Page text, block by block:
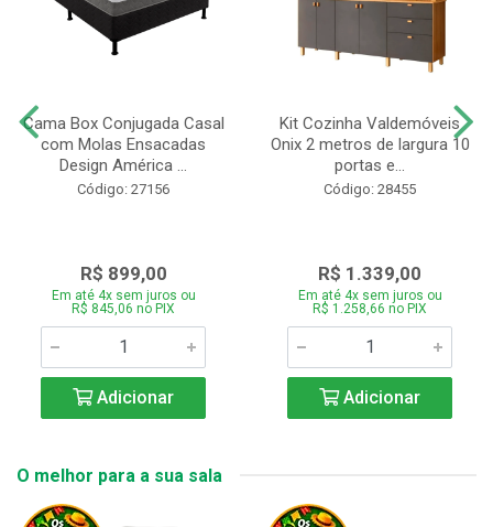
Cama Box Conjugada Casal
com Molas Ensacadas
Design América ...
Código: 27156
R$ 899,00
Em até 4x sem juros ou
R$ 845,06 no PIX
Adicionar
Kit Cozinha Valdemóveis
Onix 2 metros de largura 10
portas e...
Código: 28455
R$ 1.339,00
Em até 4x sem juros ou
R$ 1.258,66 no PIX
Adicionar
O melhor para a sua sala